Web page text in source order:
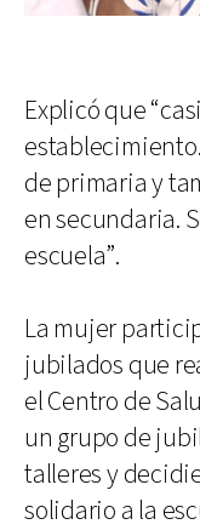
Explicó que
de primaria y
en secundaria.
escuela”.
La mujer
jubilados que
el Centro de
un grupo de
talleres y
solidario a la